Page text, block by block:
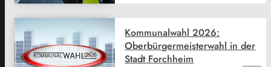
Kommunalwahl 2026:
Oberbürgermeisterwahl in der
Stadt Forchheim